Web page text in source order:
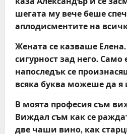
t
i
o
n
шегата му вече беше
аплодисментите на
Жената се казваше
сигурност зад него.
напоследък се
всяка буква можеше да я
В моята професия съм
Виждал съм как се
две чаши вино, как